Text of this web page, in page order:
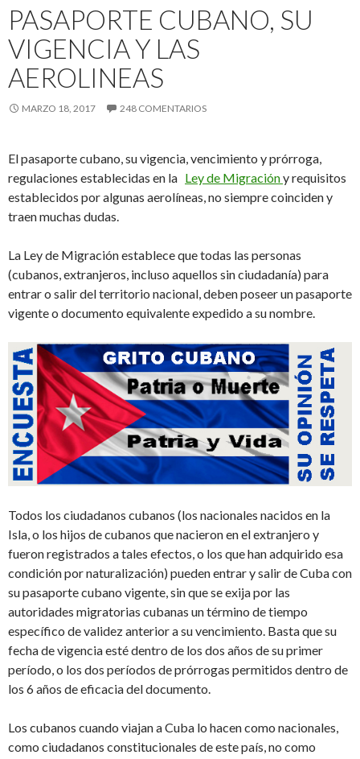
PASAPORTE CUBANO, SU
VIGENCIA Y LAS
AEROLINEAS
MARZO 18, 2017 248 COMENTARIOS
El pasaporte cubano, su vigencia, vencimiento y prórroga,
regulaciones establecidas en la Ley de Migracióny requisitos
establecidos por algunas aerolíneas, no siempre coinciden y
traen muchas dudas.
La Ley de Migración establece que todas las personas
(cubanos, extranjeros, incluso aquellos sin ciudadanía) para
entrar o salir del territorio nacional, deben poseer un pasaporte
vigente o documento equivalente expedido a su nombre.
Todos los ciudadanos cubanos (los nacionales nacidos en la
Isla, o los hijos de cubanos que nacieron en el extranjero y
fueron registrados a tales efectos, o los que han adquirido esa
condición por naturalización) pueden entrar y salir de Cuba con
su pasaporte cubano vigente, sin que se exija por las
autoridades migratorias cubanas un término de tiempo
específico de validez anterior a su vencimiento. Basta que su
fecha de vigencia esté dentro de los dos años de su primer
período, o los dos períodos de prórrogas permitidos dentro de
los 6 años de eficacia del documento.
Los cubanos cuando viajan a Cuba lo hacen como nacionales,
como ciudadanos constitucionales de este país, no como